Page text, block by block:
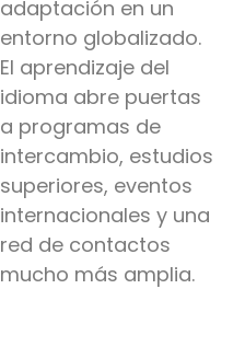
adaptación en un
entorno globalizado.
El aprendizaje del
idioma abre puertas
a programas de
intercambio, estudios
superiores, eventos
internacionales y una
red de contactos
mucho más amplia.